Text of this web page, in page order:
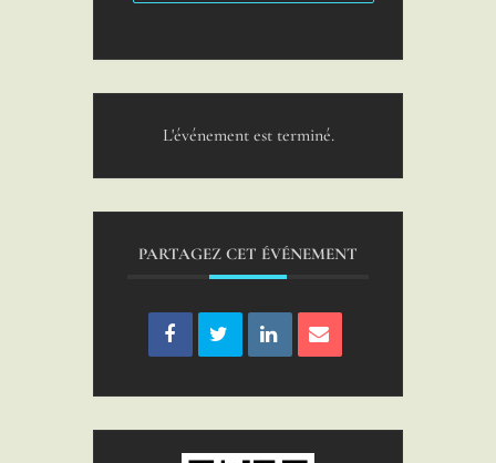
L'événement est terminé.
PARTAGEZ CET ÉVÉNEMENT